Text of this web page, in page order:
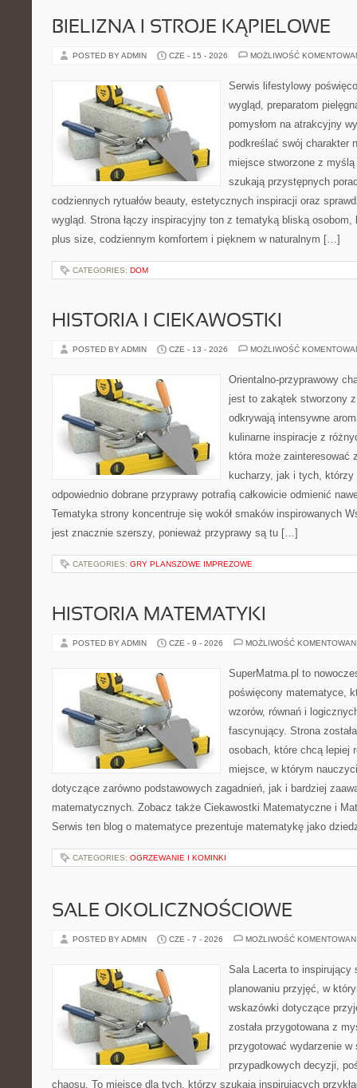
BIELIZNA I STROJE KĄPIELOWE
POSTED BY ADMIN CZE - 15 - 2026 MOŻLIWOŚĆ
Serwis lifestylowy
wygląd, preparatom
pomysłom na atrakcyjny
podkreślać swój charakter
miejsce stworzone z
szukają przystępnych
codziennych rytuałów beauty, estetycznych inspiracji oraz
wygląd. Strona łączy inspiracyjny ton z tematyką bliską osobom,
plus size, codziennym komfortem i pięknem w naturalnym […]
CATEGORIES: DOM
HISTORIA I CIEKAWOSTKI
POSTED BY ADMIN CZE - 13 - 2026 MOŻLIWOŚĆ
Orientalno-przyprawowy
jest to zakątek stworzony
odkrywają intensywne
kulinarne inspiracje z
która może zainteresować
kucharzy, jak i tych, którzy
odpowiednio dobrane przyprawy potrafią całkowicie odmienić
Tematyka strony koncentruje się wokół smaków inspirowanych
jest znacznie szerszy, ponieważ przyprawy są tu […]
CATEGORIES: GRY PLANSZOWE IMPREZOWE
HISTORIA MATEMATYKI
POSTED BY ADMIN CZE - 9 - 2026 MOŻLIWOŚĆ
SuperMatma.pl to
poświęcony matematyce,
wzorów, równań i
fascynujący. Strona
osobach, które chcą lepiej
miejsce, w którym
dotyczące zarówno podstawowych zagadnień, jak i bardziej
matematycznych. Zobacz także Ciekawostki Matematyczne i
Serwis ten blog o matematyce prezentuje matematykę jako
CATEGORIES: OGRZEWANIE I KOMINKI
SALE OKOLICZNOŚCIOWE
POSTED BY ADMIN CZE - 7 - 2026 MOŻLIWOŚĆ
Sala Lacerta to inspirujący
planowaniu przyjęć, w
wskazówki dotyczące
została przygotowana z
przygotować wydarzenie
przypadkowych decyzji,
chaosu. To miejsce dla tych, którzy szukają inspirujących